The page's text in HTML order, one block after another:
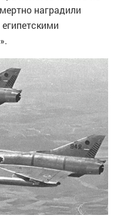
наградили